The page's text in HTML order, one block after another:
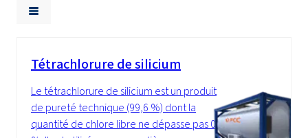
Tétrachlorure de silicium
Le tétrachlorure de silicium est un produit
de pureté technique (99,6 %) dont la
quantité de chlore libre ne dépasse pas 0,2